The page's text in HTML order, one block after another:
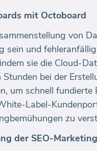
mit Octoboard
von
sein und
sie die Cloud-
bei der
um schnell
Label-
zu
der SEO-